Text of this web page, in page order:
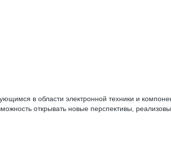
в области электронной техники и
открывать новые перспективы,